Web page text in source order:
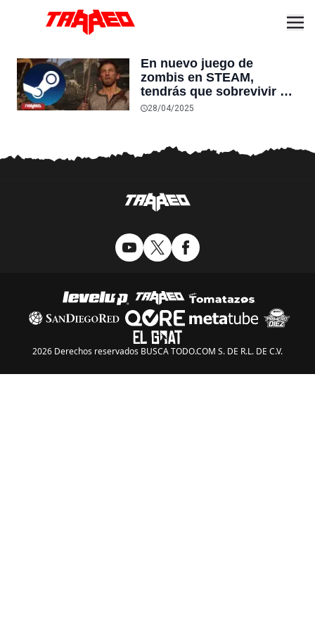
En nuevo juego de
zombis en STEAM,
tendrás que sobrevivir a
una apocalipsis, pero
28/04/2025
2026 Derechos reservados BUSCA TODO.COM S. DE R.L. DE C.V.